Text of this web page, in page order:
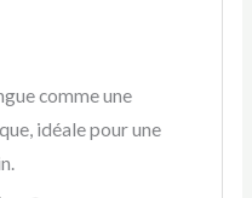
comme une
idéale pour une